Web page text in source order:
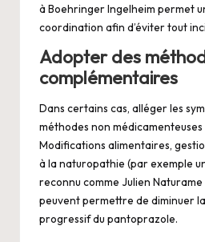
à Boehringer Ingelheim permet
coordination afin d’éviter tout
Adopter des
complémentaires
Dans certains cas, alléger les
méthodes non médicamenteuses
Modifications alimentaires,
à la naturopathie (par exemple
reconnu comme Julien Naturame
peuvent permettre de diminuer
progressif du pantoprazole.